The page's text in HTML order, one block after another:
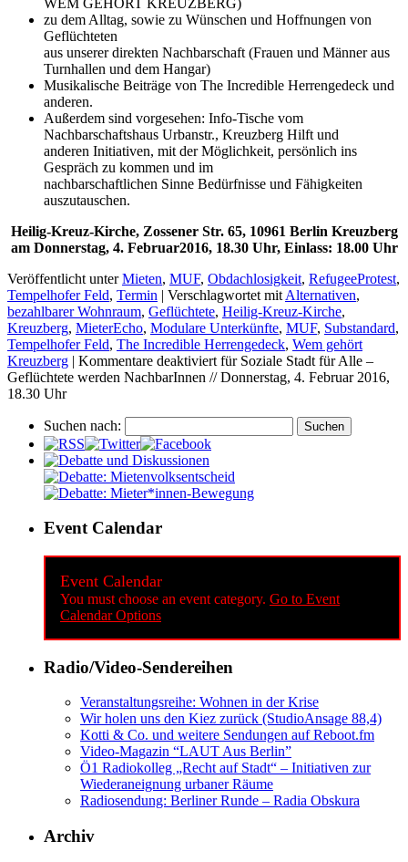
zu dem Alltag, sowie zu Wünschen und Hoffnungen von
Geflüchteten
aus unserer direkten Nachbarschaft (Frauen und Männer aus
Turnhallen und dem Hangar)
Musikalische Beiträge von The Incredible Herrengedeck und
anderen.
Außerdem sind vorgesehen: Info-Tische vom
Nachbarschaftshaus Urbanstr., Kreuzberg Hilft und
anderen Initiativen, mit der Möglichkeit, persönlich ins
Gespräch zu kommen und im
nachbarschaftlichen Sinne Bedürfnisse und Fähigkeiten
auszutauschen.
Heilig-Kreuz-Kirche, Zossener Str. 65, 10961 Berlin Kreuzberg
am Donnerstag, 4. Februar2016, 18.30 Uhr, Einlass: 18.00 Uhr
Veröffentlicht unter Mieten, MUF, Obdachlosigkeit, RefugeeProtest,
Tempelhofer Feld, Termin | Verschlagwortet mit Alternativen,
bezahlbarer Wohnraum, Geflüchtete, Heilig-Kreuz-Kirche,
Kreuzberg, MieterEcho, Modulare Unterkünfte, MUF, Substandard,
Tempelhofer Feld, The Incredible Herrengedeck, Wem gehört
Kreuzberg | Kommentare deaktiviert für Soziale Stadt für Alle –
Geflüchtete werden NachbarInnen // Donnerstag, 4. Februar 2016,
18.30 Uhr
Suchen nach:
Event Calendar
Event Calendar
You must choose an event category. Go to Event
Calendar Options
Radio/Video-Sendereihen
Veranstaltungsreihe: Wohnen in der Krise
Wir holen uns den Kiez zurück (StudioAnsage 88,4)
Kotti & Co. und weitere Sendungen auf Reboot.fm
Video-Magazin “LAUT Aus Berlin”
Ö1 Radiokolleg „Recht auf Stadt“ – Initiativen zur
Wiederaneignung urbaner Räume
Radiosendung: Berliner Runde – Radia Obskura
Archiv